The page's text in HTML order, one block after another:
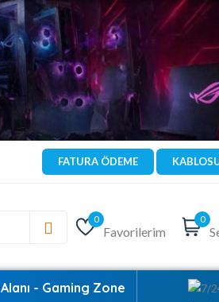
FATURA ÖDEME
0
Favorilerim
0
- Gaming Zone